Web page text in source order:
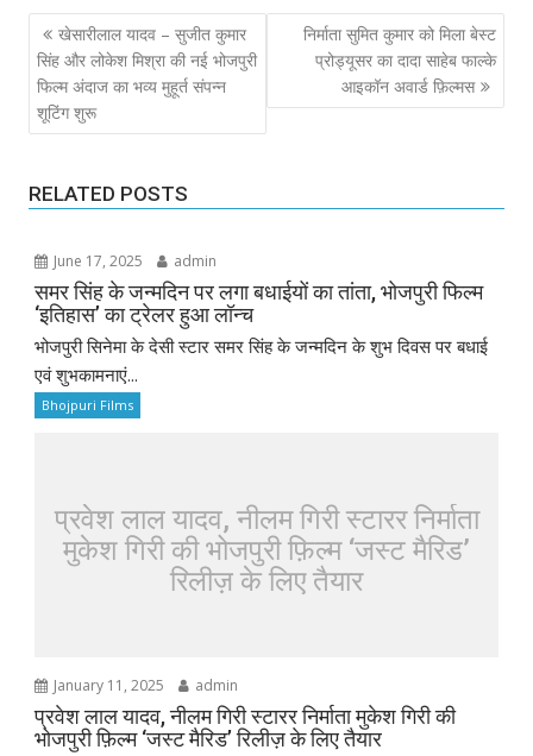
Post
navigation
खेसारीलाल यादव – सुजीत कुमार
सिंह और लोकेश मिश्रा की नई भोजपुरी
फिल्म अंदाज का भव्य मुहूर्त संपन्न
शूटिंग शुरू
निर्माता सुमित कुमार को मिला बेस्ट
प्रोड्यूसर का दादा साहेब फाल्के
आइकॉन अवार्ड फ़िल्मस
RELATED POSTS
June 17, 2025 admin
समर सिंह के जन्मदिन पर लगा बधाईयों का तांता, भोजपुरी फिल्म
‘इतिहास’ का ट्रेलर हुआ लॉन्च
भोजपुरी सिनेमा के देसी स्टार समर सिंह के जन्मदिन के शुभ दिवस पर बधाई
एवं शुभकामनाएं...
Bhojpuri Films
प्रवेश लाल यादव, नीलम गिरी स्टारर निर्माता
मुकेश गिरी की भोजपुरी फ़िल्म ‘जस्ट मैरिड’
रिलीज़ के लिए तैयार
January 11, 2025 admin
प्रवेश लाल यादव, नीलम गिरी स्टारर निर्माता मुकेश गिरी की
भोजपुरी फ़िल्म ‘जस्ट मैरिड’ रिलीज़ के लिए तैयार